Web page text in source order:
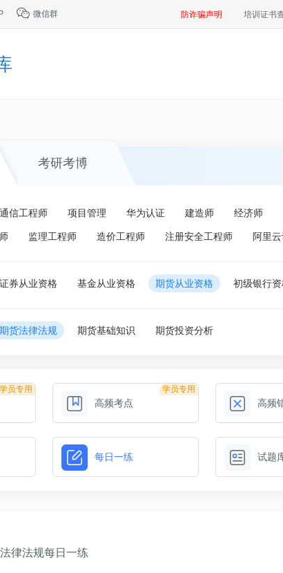
微信群 防诈骗声明 培训证书
考研考博
通信工程师 项目管理 华为认证 建造师 经济师
监理工程师 造价工程师 注册安全工程师 阿里
证券从业资格 基金从业资格 期货从业资格 初级银行
期货法律法规 期货基础知识 期货投资分析
学员专用 学员专用
高频考点 高频
每日一练 试题
律法规每日一练